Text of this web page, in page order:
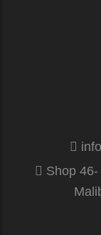
Shop